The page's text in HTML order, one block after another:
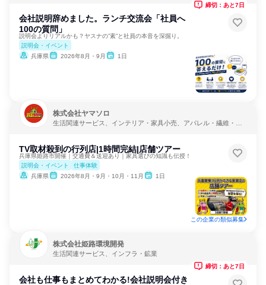
会社説明辞めました。ランチ交流会「社員へ
100の質問」
説明会よりリアルかも？ヤスナの”素”と社員の本音を深掘り。
説明会・イベント
兵庫県
2026年8月・9月 1日
締切：あと7日
株式会社ヤマソロ
生活関連サービス、インテリア・家具小売、アパレル・繊維・ス
TV取材殺到の行列店|1時間完結|店舗ツアー
兵庫県姫路市開催｜交通費＆送迎あり｜家具選びの知識も伝授！
説明会・イベント
仕事体験
兵庫県
2026年8月・9月・10月・11月 1日
この企業の類似募集
株式会社姫路環境開発
生活関連サービス、インフラ・鉱業
会社も仕事もまとめてわかる!会社説明会付き
締切：あと7日